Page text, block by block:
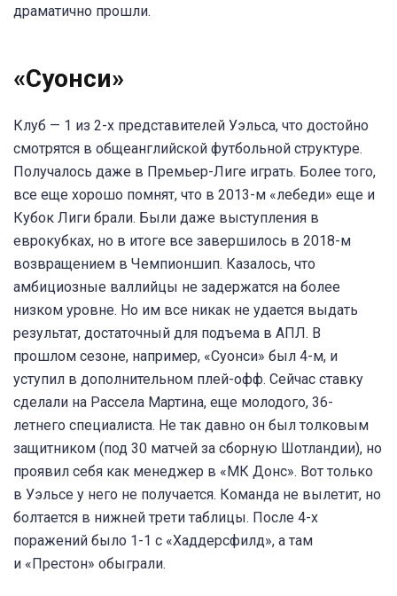
драматично прошли.
«Суонси»
Клуб — 1 из 2-х представителей Уэльса, что достойно
смотрятся в общеанглийской футбольной структуре.
Получалось даже в Премьер-Лиге играть. Более того,
все еще хорошо помнят, что в 2013-м «лебеди» еще и
Кубок Лиги брали. Были даже выступления в
еврокубках, но в итоге все завершилось в 2018-м
возвращением в Чемпионшип. Казалось, что
амбициозные валлийцы не задержатся на более
низком уровне. Но им все никак не удается выдать
результат, достаточный для подъема в АПЛ. В
прошлом сезоне, например, «Суонси» был 4-м, и
уступил в дополнительном плей-офф. Сейчас ставку
сделали на Рассела Мартина, еще молодого, 36-
летнего специалиста. Не так давно он был толковым
защитником (под 30 матчей за сборную Шотландии), но
проявил себя как менеджер в «МК Донс». Вот только
в Уэльсе у него не получается. Команда не вылетит, но
болтается в нижней трети таблицы. После 4-х
поражений было 1-1 с «Хаддерсфилд», а там
и «Престон» обыграли.